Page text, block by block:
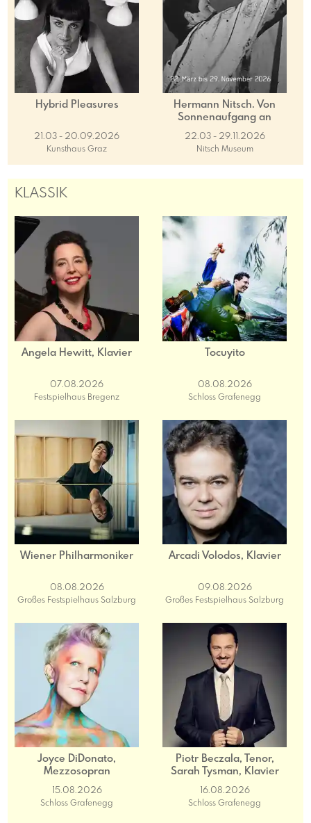
Hybrid Pleasures
21.03 - 20.09.2026
Kunsthaus Graz
Hermann Nitsch. Von
Sonnenaufgang an
22.03 - 29.11.2026
Nitsch Museum
KLASSIK
Angela Hewitt, Klavier
07.08.2026
Festspielhaus Bregenz
Tocuyito
08.08.2026
Schloss Grafenegg
Wiener Philharmoniker
08.08.2026
Großes Festspielhaus Salzburg
Arcadi Volodos, Klavier
09.08.2026
Großes Festspielhaus Salzburg
Joyce DiDonato,
Mezzosopran
15.08.2026
Schloss Grafenegg
Piotr Beczala, Tenor,
Sarah Tysman, Klavier
16.08.2026
Schloss Grafenegg